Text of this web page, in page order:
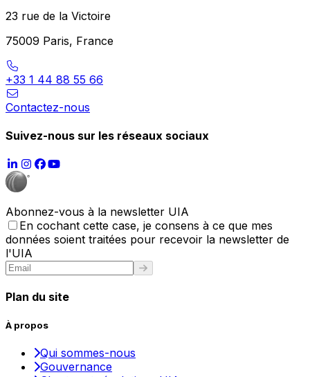
23 rue de la Victoire
75009 Paris, France
+33 1 44 88 55 66
Contactez-nous
Suivez-nous sur les réseaux sociaux
Abonnez-vous à la newsletter UIA
En cochant cette case, je consens à ce que mes
données soient traitées pour recevoir la newsletter de
l'UIA
Plan du site
À propos
Qui sommes-nous
Gouvernance